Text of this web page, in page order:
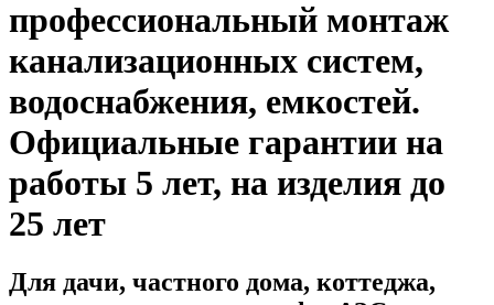
профессиональный монтаж
канализационных систем,
водоснабжения, емкостей.
Официальные гарантии на
работы 5 лет, на изделия до
25 лет
Для дачи, частного дома, коттеджа,